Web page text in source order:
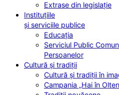
Extrase din legislație
Instituțiile
și serviciile publice
Educația
Serviciul Public
Persoanelor
Cultură și tradiții
Cultură și tradiții în
Campania „Hai în